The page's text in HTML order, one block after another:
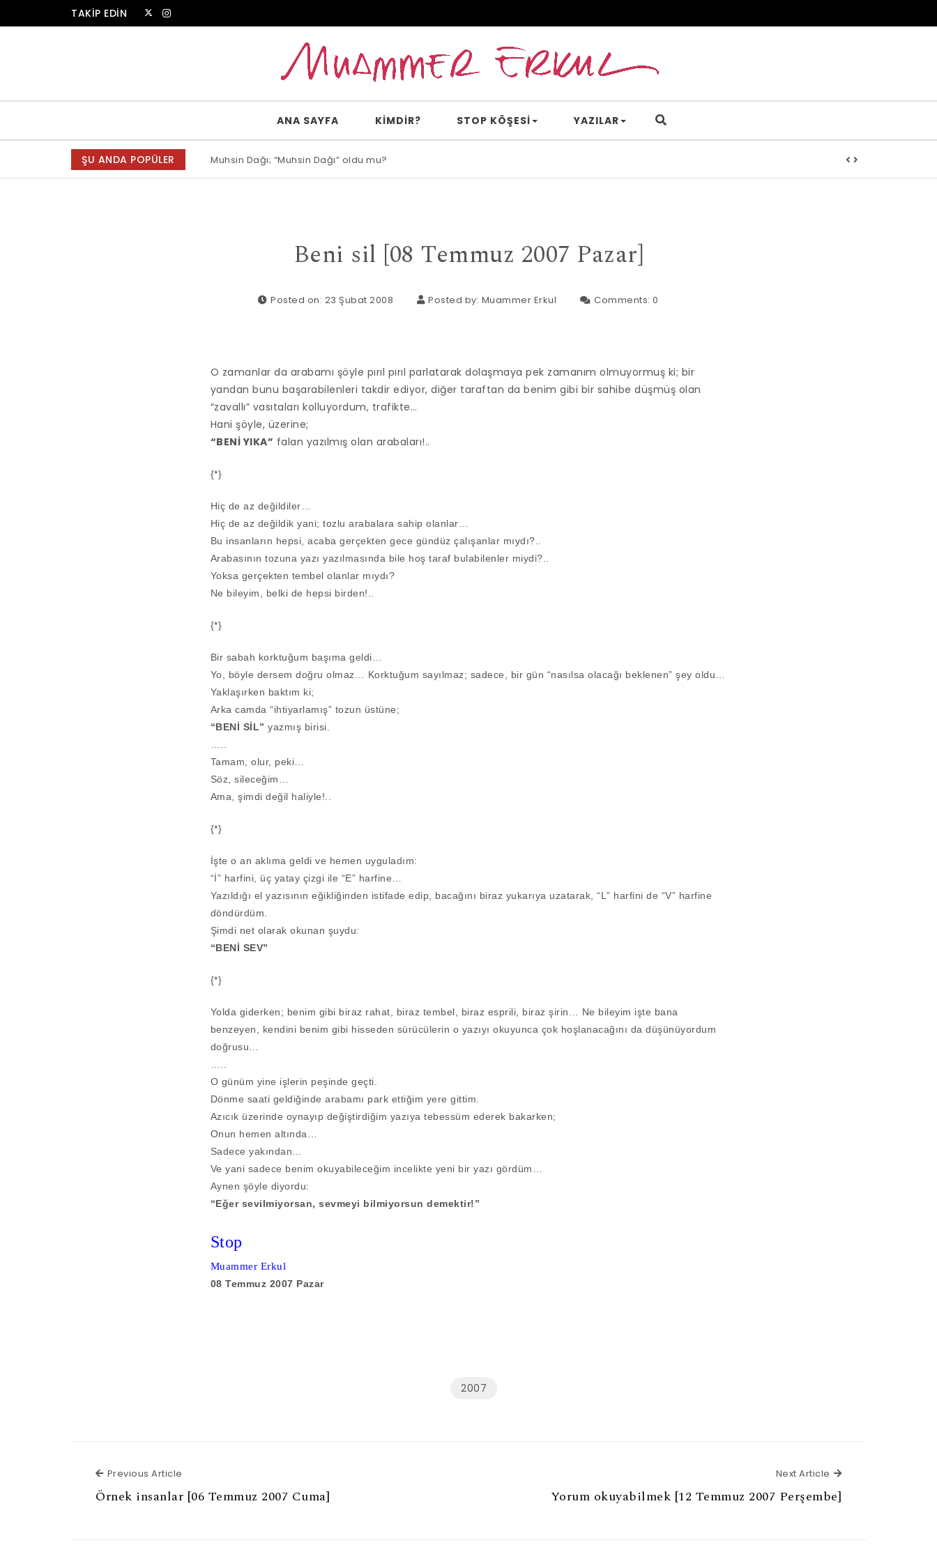
Skip to contentTAKİP EDİN
ANA SAYFA KİMDİR? STOP KÖŞESI YAZILAR
ŞU ANDA POPÜLER Muhsin Dağı; “Muhsin Dağı” oldu mu?
Beni sil [08 Temmuz 2007 Pazar]
Posted on: 23 Şubat 2008 Posted by: Muammer Erkul Comments: 0
O zamanlar da arabamı şöyle pırıl pırıl parlatarak dolaşmaya pek zamanım olmuyormuş ki; bir
yandan bunu başarabilenleri takdir ediyor, diğer taraftan da benim gibi bir sahibe düşmüş olan
“zavallı” vasıtaları kolluyordum, trafikte…
Hani şöyle, üzerine;
“BENİ YIKA” falan yazılmış olan arabaları!..
{*}
Hiç de az değildiler…
Hiç de az değildik yani; tozlu arabalara sahip olanlar…
Bu insanların hepsi, acaba gerçekten gece gündüz çalışanlar mıydı?..
Arabasının tozuna yazı yazılmasında bile hoş taraf bulabilenler miydi?..
Yoksa gerçekten tembel olanlar mıydı?
Ne bileyim, belki de hepsi birden!..
{*}
Bir sabah korktuğum başıma geldi…
Yo, böyle dersem doğru olmaz… Korktuğum sayılmaz; sadece, bir gün “nasılsa olacağı beklenen” şey oldu…
Yaklaşırken baktım ki;
Arka camda “ihtiyarlamış” tozun üstüne;
“BENİ SİL” yazmış birisi.
Tamam, olur, peki…
Söz, sileceğim…
Ama, şimdi değil haliyle!..
{*}
İşte o an aklıma geldi ve hemen uyguladım:
“İ” harfini, üç yatay çizgi ile “E” harfine…
Yazıldığı el yazısının eğikliğinden istifade edip, bacağını biraz yukarıya uzatarak, “L” harfini de “V” harfine
döndürdüm.
Şimdi net olarak okunan şuydu:
“BENİ SEV”
{*}
Yolda giderken; benim gibi biraz rahat, biraz tembel, biraz esprili, biraz şirin… Ne bileyim işte bana
benzeyen, kendini benim gibi hisseden sürücülerin o yazıyı okuyunca çok hoşlanacağını da düşünüyordum
doğrusu…
O günüm yine işlerin peşinde geçti.
Dönme saati geldiğinde arabamı park ettiğim yere gittim.
Azıcık üzerinde oynayıp değiştirdiğim yazıya tebessüm ederek bakarken;
Onun hemen altında…
Sadece yakından…
Ve yani sadece benim okuyabileceğim incelikte yeni bir yazı gördüm…
Aynen şöyle diyordu:
“Eğer sevilmiyorsan, sevmeyi bilmiyorsun demektir!”
Stop
Muammer Erkul
08 Temmuz 2007 Pazar
2007
Previous Article
Örnek insanlar [06 Temmuz 2007 Cuma]
Next Article Next Article
Yorum okuyabilmek [12 Temmuz 2007 Perşembe]